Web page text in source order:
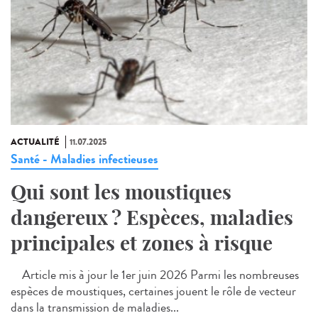
ACTUALITÉ 11.07.2025
Santé - Maladies infectieuses
Qui sont les moustiques
dangereux ? Espèces, maladies
principales et zones à risque
Article mis à jour le 1er juin 2026 Parmi les nombreuses
espèces de moustiques, certaines jouent le rôle de vecteur
dans la transmission de maladies...